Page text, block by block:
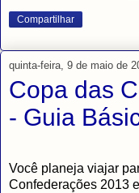
Compartilhar
quinta-feira, 9 de maio de
Copa das
- Guia
Você planeja viajar
Confederações 2013